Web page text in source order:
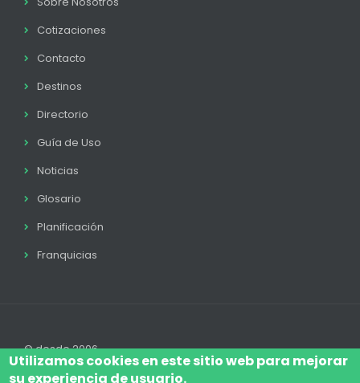
Cotizaciones
Contacto
Destinos
Directorio
Guía de Uso
Noticias
Glosario
Planificación
Franquicias
© desde 2006
Utilizamos cookies en este sitio web para mejorar
su experiencia de usuario.